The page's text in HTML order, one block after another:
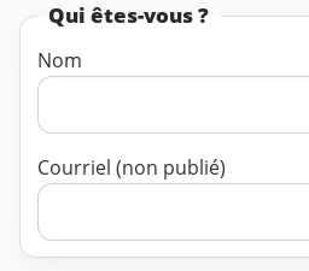
Qui êtes-vous ?
Nom
Courriel (non publié)